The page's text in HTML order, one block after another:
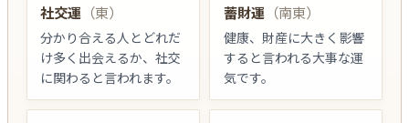
社交運 （東）
分かり合える人とどれだ
け多く出会えるか、社交
に関わると言われます。
蓄財運（南東）
健康、財産に大きく影響
すると言われる大事な運
気です。